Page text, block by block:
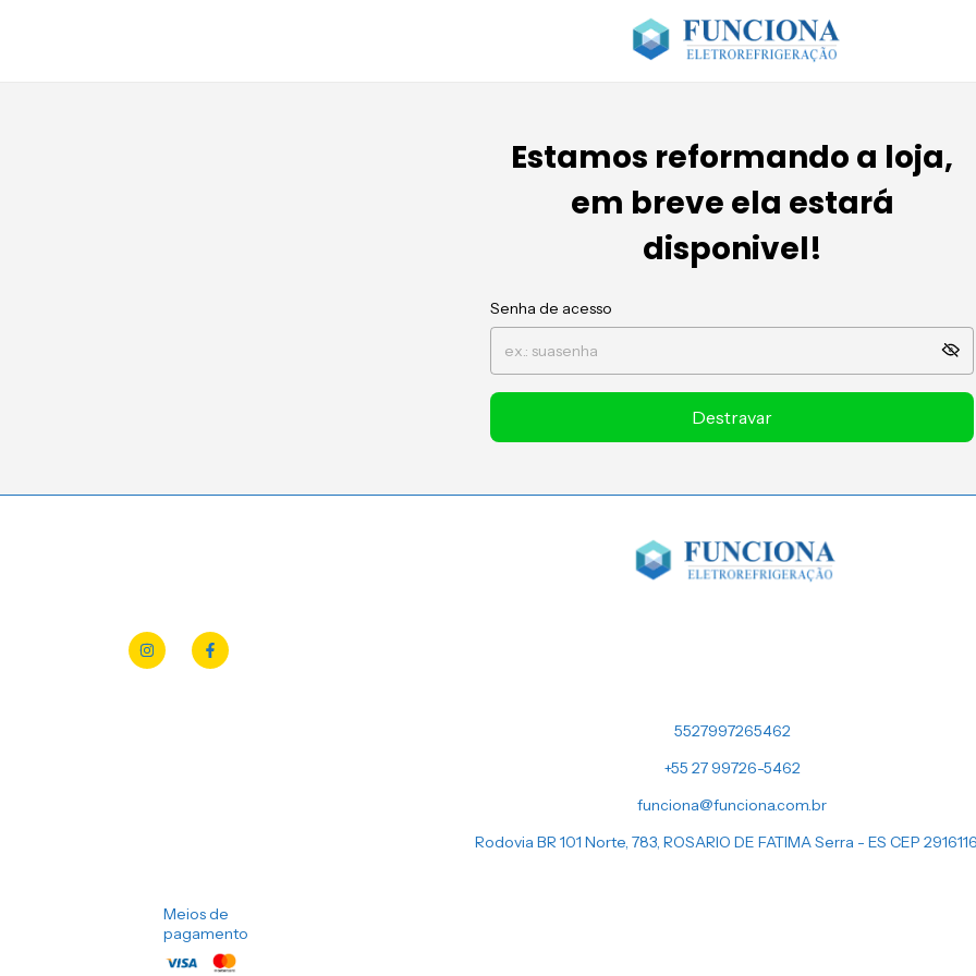
Estamos reformando a loja,
em breve ela estará
disponivel!
Senha de acesso
Destravar
5527997265462
+55 27 99726-5462
funciona@funciona.com.br
Rodovia BR 101 Norte, 783, ROSARIO DE FATIMA Serra - ES CEP
Meios de
pagamento